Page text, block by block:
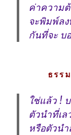
ค่าความ
จะพิมพ์ล
กันที่จะ บ
ธรรมช
ใช่แล้ว !
ตัวนำที่เ
หรือตัวน